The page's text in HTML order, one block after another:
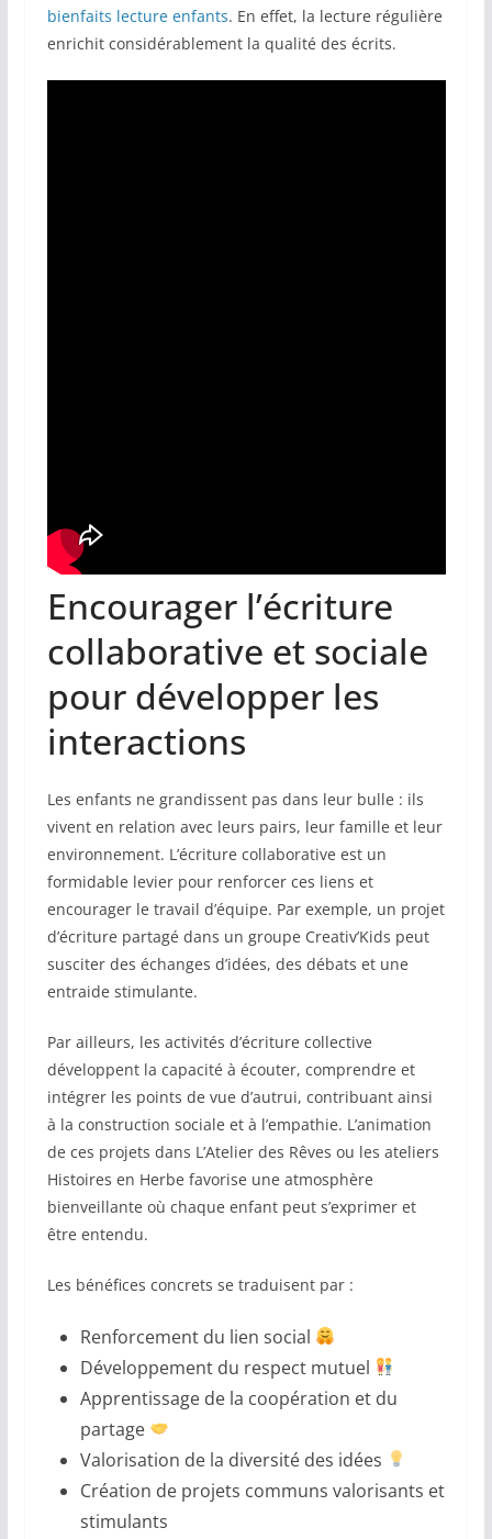
bienfaits lecture enfants. En effet, la lecture régulière
enrichit considérablement la qualité des écrits.
Encourager l’écriture
collaborative et sociale
pour développer les
interactions
Les enfants ne grandissent pas dans leur bulle : ils
vivent en relation avec leurs pairs, leur famille et leur
environnement. L’écriture collaborative est un
formidable levier pour renforcer ces liens et
encourager le travail d’équipe. Par exemple, un projet
d’écriture partagé dans un groupe Creativ’Kids peut
susciter des échanges d’idées, des débats et une
entraide stimulante.
Par ailleurs, les activités d’écriture collective
développent la capacité à écouter, comprendre et
intégrer les points de vue d’autrui, contribuant ainsi
à la construction sociale et à l’empathie. L’animation
de ces projets dans L’Atelier des Rêves ou les ateliers
Histoires en Herbe favorise une atmosphère
bienveillante où chaque enfant peut s’exprimer et
être entendu.
Les bénéfices concrets se traduisent par :
Renforcement du lien social
Développement du respect mutuel
Apprentissage de la coopération et du
partage
Valorisation de la diversité des idées
Création de projets communs valorisants et
stimulants